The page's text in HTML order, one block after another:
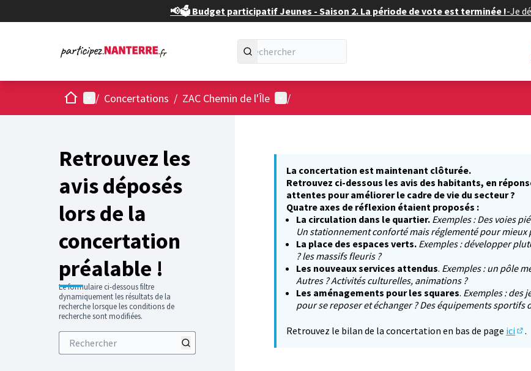
📢🗳️ Budget participatif Jeunes - Saison 2. La période de vote est terminée !-Je
AccueilMenu principal
/ Concertations / ZAC Chemin de l'Île Menu utilisateur
/
Retrouvez les
avis déposés
lors de la
concertation
préalable !
Le formulaire ci-dessous filtre
dynamiquement les résultats de la
recherche lorsque les conditions de
recherche sont modifiées.
La concertation est maintenant clôturée.
Retrouvez ci-dessous les avis des habitants, en
attentes pour améliorer le cadre de vie du secteur ?
Quatre axes de réflexion étaient proposés :
La circulation dans le quartier. Exemples : Des voies
Un stationnement conforté mais réglementé pour mieux
La place des espaces verts. Exemples : développer
? les massifs fleuris ?
Les nouveaux services attendus. Exemples : un pôle
Autres ? Activités culturelles, animations ?
Les aménagements pour les squares. Exemples : des
pour se reposer et échanger ? Des équipements sportifs
Retrouvez le bilan de la concertation en bas de page ici
.